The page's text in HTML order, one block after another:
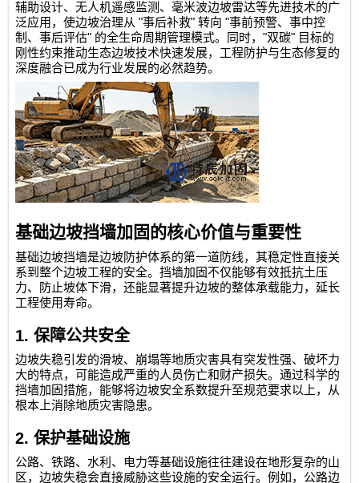
辅助设计、无人机遥感监测、毫米波边坡雷达等先进技术的广
泛应用，使边坡治理从 "事后补救"转向 "事前预警、事中控
制、事后评估" 的全生命周期管理模式。同时，"双碳" 目标的
刚性约束推动生态边坡技术快速发展，工程防护与生态修复的
深度融合已成为行业发展的必然趋势。
基础边坡挡墙加固的核心价值与重要性
基础边坡挡墙是边坡防护体系的第一道防线，其稳定性直接关
系到整个边坡工程的安全。挡墙加固不仅能够有效抵抗土压
力、防止坡体下滑，还能显著提升边坡的整体承载能力，延长
工程使用寿命。
1.保障公共安全
边坡失稳引发的滑坡、崩塌等地质灾害具有突发性强、破坏力
大的特点，可能造成严重的人员伤亡和财产损失。通过科学的
挡墙加固措施，能够将边坡安全系数提升至规范要求以上，从
根本上消除地质灾害隐患。
2.保护基础设施
公路、铁路、水利、电力等基础设施往往建设在地形复杂的山
区，边坡失稳会直接威胁这些设施的安全运行。例如，公路边